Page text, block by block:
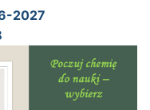
2027